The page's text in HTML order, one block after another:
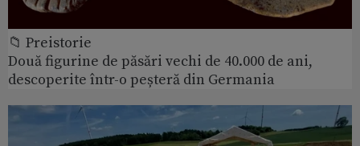
📁 Preistorie
Două figurine de păsări vechi de 40.000 de ani,
descoperite într-o peșteră din Germania